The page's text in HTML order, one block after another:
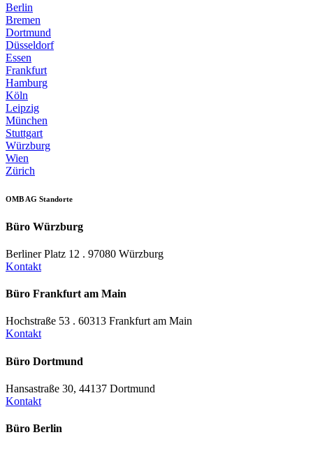
Berlin
Bremen
Dortmund
Düsseldorf
Essen
Frankfurt
Hamburg
Köln
Leipzig
München
Stuttgart
Würzburg
Wien
Zürich
OMB AG Standorte
Büro Würzburg
Berliner Platz 12 . 97080 Würzburg
Kontakt
Büro Frankfurt am Main
Hochstraße 53 . 60313 Frankfurt am Main
Kontakt
Büro Dortmund
Hansastraße 30, 44137 Dortmund
Kontakt
Büro Berlin